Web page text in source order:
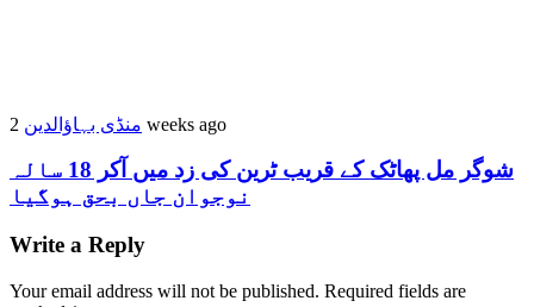
منڈی بہاؤالدین 2 weeks ago
شوگر مل پھاٹک کے قریب ٹرین کی زد میں آکر 18 سالہ
نوجوان جاں بحق ہوگیا
Write a Reply
Your email address will not be published. Required fields are